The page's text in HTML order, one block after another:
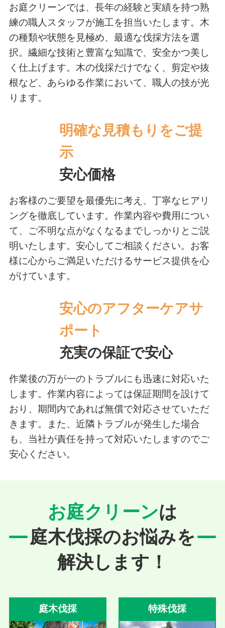
お庭クリーンでは、長年の経験と実績を持つ熟
練の職人スタッフが施工を担当いたします。木
の種類や状態を見極め、最適な伐採方法を選
択。繊細な技術と豊富な知識で、安全かつ美し
く仕上げます。木の伐採だけでなく、剪定や抜
根など、あらゆる作業において、職人の技が光
ります。
明確な見積もりをご提
示
安心価格
お客様のご要望を最優先に考え、丁寧なヒアリ
ングを徹底しています。作業内容や費用につい
て、ご不明な点がなくなるまでしっかりとご説
明いたします。安心してご相談ください。お客
様に心からご満足いただけるサービス提供を心
がけています。
安心のアフターケアサ
ポート
充実の保証で安心
作業後の万が一のトラブルにも迅速に対応いた
します。作業内容によっては保証期間を設けて
おり、期間内であれば無償で対応させていただ
きます。また、近隣トラブルが発生した場合
も、当社が責任を持って対応いたしますのでご
安心ください。
お庭クリーンは
庭木伐採のお悩みを
解決します！
庭木伐採 特殊伐採